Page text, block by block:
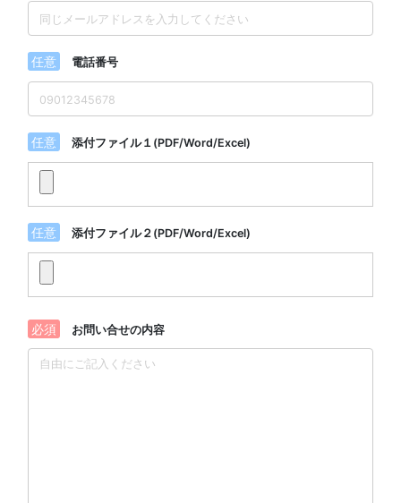
任意 電話番号
任意 添付ファイル１(PDF/Word/Excel)
任意 添付ファイル２(PDF/Word/Excel)
必須 お問い合せの内容